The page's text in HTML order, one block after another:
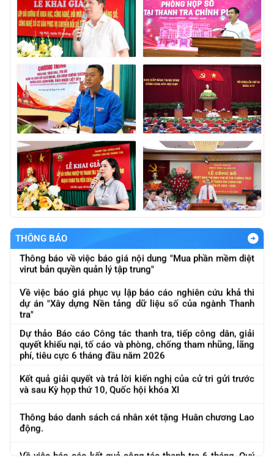
THÔNG BÁO
Báo cáo kết qảu giải quyết và trả lời kiến nghị của cử tri
gửi sau Kỳ họp thứ Nhất, Quốc hội khóa XVI
Thông báo báo giá nội dung "Thực hiện đánh giá nội bộ
về ATTT các hệ thống của ngành theo quy định ATTT
Thông báo về việc báo giá nội dung "Mua phần mềm diệt
virut bản quyền quản lý tập trung"
dự án "Xây dựng Nền tảng dữ liệu số của ngành Thanh
tra"
quyết khiếu nại, tố cáo và phòng, chống tham nhũng, lãng
phí, tiêu cực 6 tháng đầu năm 2026
và sau Kỳ họp thứ 10, Quốc hội khóa XI
động.
II năm 2026
pháp luật trong hoạt động kinh doanh vàng
dôi dư sau sắp xếp tại Bộ Tài chính